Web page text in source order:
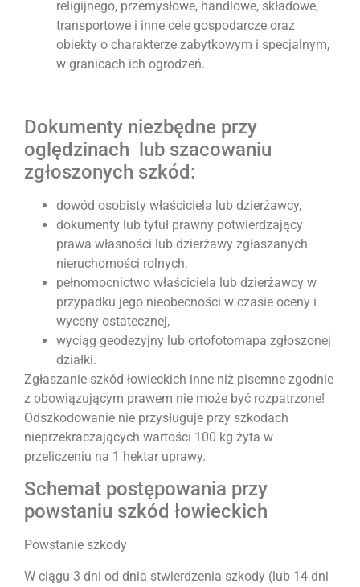
religijnego, przemysłowe, handlowe, składowe,
transportowe i inne cele gospodarcze oraz
obiekty o charakterze zabytkowym i specjalnym,
w granicach ich ogrodzeń.
Dokumenty niezbędne przy
oględzinach lub szacowaniu
zgłoszonych szkód:
dowód osobisty właściciela lub dzierżawcy,
dokumenty lub tytuł prawny potwierdzający
prawa własności lub dzierżawy zgłaszanych
nieruchomości rolnych,
pełnomocnictwo właściciela lub dzierżawcy w
przypadku jego nieobecności w czasie oceny i
wyceny ostatecznej,
wyciąg geodezyjny lub ortofotomapa zgłoszonej
działki.
Zgłaszanie szkód łowieckich inne niż pisemne zgodnie
z obowiązującym prawem nie może być rozpatrzone!
Odszkodowanie nie przysługuje przy szkodach
nieprzekraczających wartości 100 kg żyta w
przeliczeniu na 1 hektar uprawy.
Schemat postępowania przy
powstaniu szkód łowieckich
Powstanie szkody
W ciągu 3 dni od dnia stwierdzenia szkody (lub 14 dni